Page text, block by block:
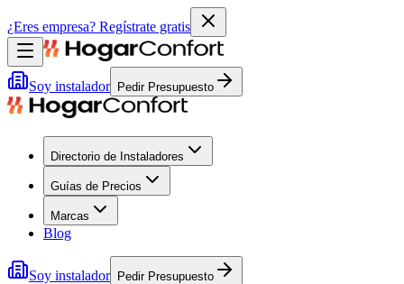
¿Eres empresa? Regístrate gratis
Soy instalador Pedir Presupuesto
Directorio de Instaladores
Guías de Precios
Marcas
Blog
Soy instalador Pedir Presupuesto